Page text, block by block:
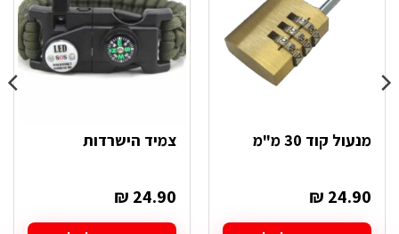
מנעול קוד 30 מ"מ
₪ 24.90
צמיד הישרדות
₪ 24.90